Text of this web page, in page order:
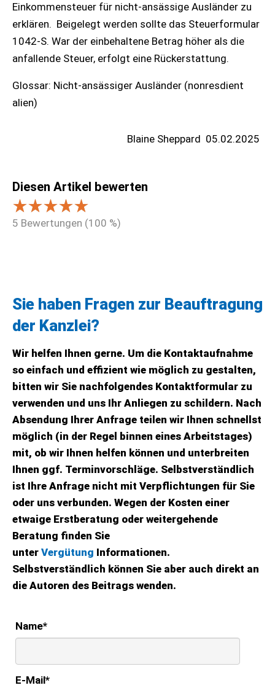
Einkommensteuer für nicht-ansässige Ausländer zu
erklären. Beigelegt werden sollte das Steuerformular
1042-S. War der einbehaltene Betrag höher als die
anfallende Steuer, erfolgt eine Rückerstattung.
Glossar: Nicht-ansässiger Ausländer (nonresdient
alien)
Blaine Sheppard 05.02.2025
Diesen Artikel bewerten
5 Bewertungen (100 %)
Sie haben Fragen zur Beauftragung
der Kanzlei?
Wir helfen Ihnen gerne. Um die Kontaktaufnahme
so einfach und effizient wie möglich zu gestalten,
bitten wir Sie nachfolgendes Kontaktformular zu
verwenden und uns Ihr Anliegen zu schildern. Nach
Absendung Ihrer Anfrage teilen wir Ihnen schnellst
möglich (in der Regel binnen eines Arbeitstages)
mit, ob wir Ihnen helfen können und unterbreiten
Ihnen ggf. Terminvorschläge. Selbstverständlich
ist Ihre Anfrage nicht mit Verpflichtungen für Sie
oder uns verbunden. Wegen der Kosten einer
etwaige Erstberatung oder weitergehende
Beratung finden Sie
unter Vergütung Informationen.
Selbstverständlich können Sie aber auch direkt an
die Autoren des Beitrags wenden.
Name*
E-Mail*